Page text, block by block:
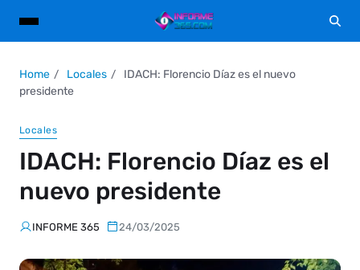
Home Locales
IDACH: Florencio Díaz es el nuevo
presidente
Locales
IDACH: Florencio Díaz es el
nuevo presidente
INFORME 365 24/03/2025